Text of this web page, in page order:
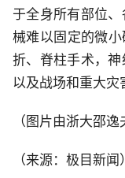
于全身所有部位
械难以固定的微
折、脊柱手术，神
以及战场和重大灾
（图片由浙大邵逸
（来源：极目新闻）